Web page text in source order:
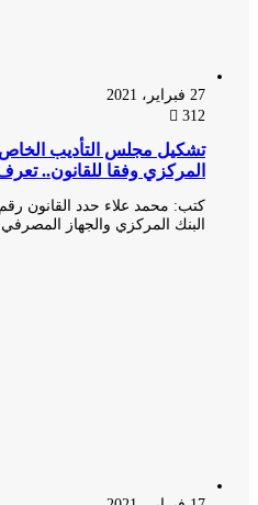
تشكيل مجلس التأديب الخاص
المركزي وفقا للقانون.. تعرف
البنك المركزي والجهاز المصرفي وتعديلاته،